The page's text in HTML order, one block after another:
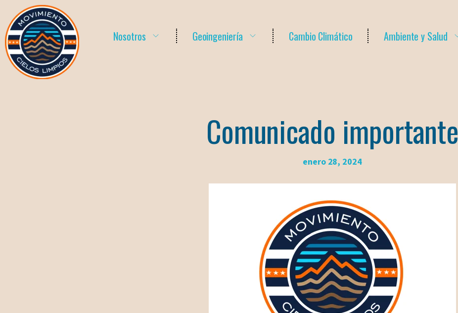
Nosotros Geoingeniería Cambio Climático Ambiente y Salud
Comunicado importante
enero 28, 2024